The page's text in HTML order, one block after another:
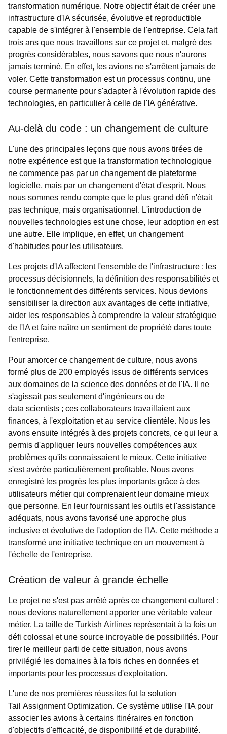
transformation numérique. Notre objectif était de créer une
infrastructure d'IA sécurisée, évolutive et reproductible
capable de s'intégrer à l'ensemble de l'entreprise. Cela fait
trois ans que nous travaillons sur ce projet et, malgré des
progrès considérables, nous savons que nous n'aurons
jamais terminé. En effet, les avions ne s'arrêtent jamais de
voler. Cette transformation est un processus continu, une
course permanente pour s'adapter à l'évolution rapide des
technologies, en particulier à celle de l'IA générative.
Au-delà du code : un changement de culture
L'une des principales leçons que nous avons tirées de
notre expérience est que la transformation technologique
ne commence pas par un changement de plateforme
logicielle, mais par un changement d'état d'esprit. Nous
nous sommes rendu compte que le plus grand défi n'était
pas technique, mais organisationnel. L'introduction de
nouvelles technologies est une chose, leur adoption en est
une autre. Elle implique, en effet, un changement
d'habitudes pour les utilisateurs.
Les projets d'IA affectent l'ensemble de l'infrastructure : les
processus décisionnels, la définition des responsabilités et
le fonctionnement des différents services. Nous devions
sensibiliser la direction aux avantages de cette initiative,
aider les responsables à comprendre la valeur stratégique
de l'IA et faire naître un sentiment de propriété dans toute
l'entreprise.
Pour amorcer ce changement de culture, nous avons
formé plus de 200 employés issus de différents services
aux domaines de la science des données et de l'IA. Il ne
s'agissait pas seulement d'ingénieurs ou de
data scientists ; ces collaborateurs travaillaient aux
finances, à l'exploitation et au service clientèle. Nous les
avons ensuite intégrés à des projets concrets, ce qui leur a
permis d'appliquer leurs nouvelles compétences aux
problèmes qu'ils connaissaient le mieux. Cette initiative
s'est avérée particulièrement profitable. Nous avons
enregistré les progrès les plus importants grâce à des
utilisateurs métier qui comprenaient leur domaine mieux
que personne. En leur fournissant les outils et l'assistance
adéquats, nous avons favorisé une approche plus
inclusive et évolutive de l'adoption de l'IA. Cette méthode a
transformé une initiative technique en un mouvement à
l'échelle de l'entreprise.
Création de valeur à grande échelle
Le projet ne s'est pas arrêté après ce changement culturel ;
nous devions naturellement apporter une véritable valeur
métier. La taille de Turkish Airlines représentait à la fois un
défi colossal et une source incroyable de possibilités. Pour
tirer le meilleur parti de cette situation, nous avons
privilégié les domaines à la fois riches en données et
importants pour les processus d'exploitation.
L'une de nos premières réussites fut la solution
Tail Assignment Optimization. Ce système utilise l'IA pour
associer les avions à certains itinéraires en fonction
d'objectifs d'efficacité, de disponibilité et de durabilité.